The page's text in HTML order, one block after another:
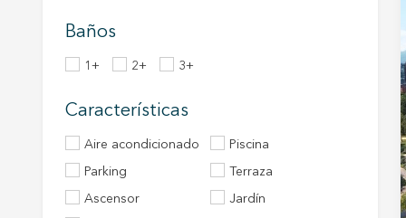
Baños
1+ 2+ 3+
Características
Aire acondicionado Piscina
Parking Terraza
Ascensor Jardín